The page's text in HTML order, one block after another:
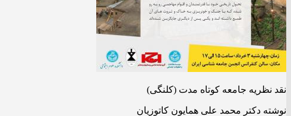
نقد نظریه جامعه کوتاه مدت (کلنگی)
نوشته دکتر محمد علی همایون کاتوزیان